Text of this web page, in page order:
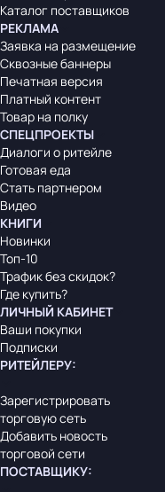
Каталог поставщиков
РЕКЛАМА
Заявка на размещение
Сквозные баннеры
Печатная версия
Платный контент
Товар на полку
СПЕЦПРОЕКТЫ
Диалоги о ритейле
Готовая еда
Стать партнером
Видео
КНИГИ
Новинки
Топ-10
Трафик без скидок?
Где купить?
ЛИЧНЫЙ КАБИНЕТ
Ваши покупки
Подписки
РИТЕЙЛЕРУ:
Зарегистрировать
торговую сеть
Добавить новость
торговой сети
ПОСТАВЩИКУ: